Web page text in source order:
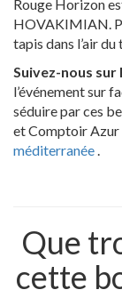
Rouge Horizon
HOVAKIMIAN.
tapis dans l’air
Suivez-nous sur
l’événement sur
séduire par ces
et Comptoir Azur
méditerranée.
Que
cette